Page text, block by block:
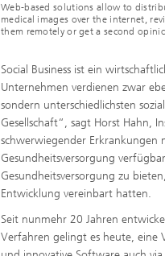
Web-based solutions allow to
medical images over the internet,
them remotely or get a second
Social Business ist ein
Unternehmen verdienen zwar
sondern unterschiedlichsten
Gesellschaft“, sagt Horst Hahn,
schwerwiegender Erkrankungen
Gesundheitsversorgung
Gesundheitsversorgung zu
Entwicklung vereinbart hatten.
Seit nunmehr 20 Jahren
Verfahren gelingt es heute, eine